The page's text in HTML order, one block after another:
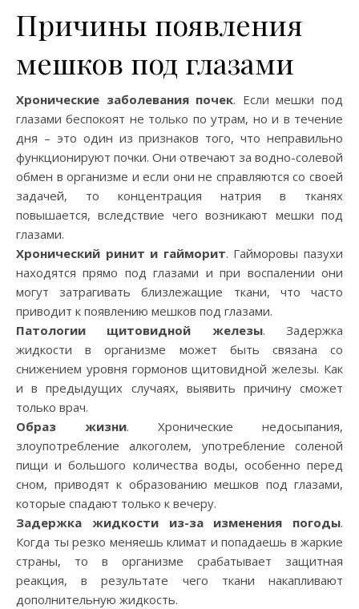
Причины появления
мешков под глазами
Хронические заболевания почек. Если мешки под
глазами беспокоят не только по утрам, но и в течение
дня – это один из признаков того, что неправильно
функционируют почки. Они отвечают за водно-солевой
обмен в организме и если они не справляются со своей
задачей, то концентрация натрия в тканях
повышается, вследствие чего возникают мешки под
глазами.
Хронический ринит и гайморит. Гайморовы пазухи
находятся прямо под глазами и при воспалении они
могут затрагивать близлежащие ткани, что часто
приводит к появлению мешков под глазами.
Патологии щитовидной железы. Задержка
жидкости в организме может быть связана со
снижением уровня гормонов щитовидной железы. Как
и в предыдущих случаях, выявить причину сможет
только врач.
Образ жизни. Хронические недосыпания,
злоупотребление алкоголем, употребление соленой
пищи и большого количества воды, особенно перед
сном, приводят к образованию мешков под глазами,
которые спадают только к вечеру.
Задержка жидкости из-за изменения погоды.
Когда ты резко меняешь климат и попадаешь в жаркие
страны, то в организме срабатывает защитная
реакция, в результате чего ткани накапливают
дополнительную жидкость.